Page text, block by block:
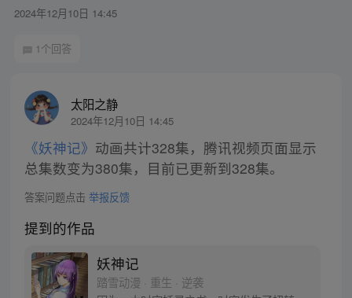
2024年12月10日 14:45
1个回答
太阳之静
2024年12月10日 14:45
《妖神记》 动画共计328集，腾讯视频页面显示
总集数变为380集，目前已更新到328集。
答案问题点击 举报反馈
提到的作品
妖神记
踏雪动漫 · 重生 · 逆袭